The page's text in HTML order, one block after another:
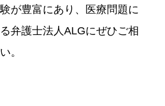
が豊富にあり、医療問題に
弁護士法人ALGにぜひご相
。